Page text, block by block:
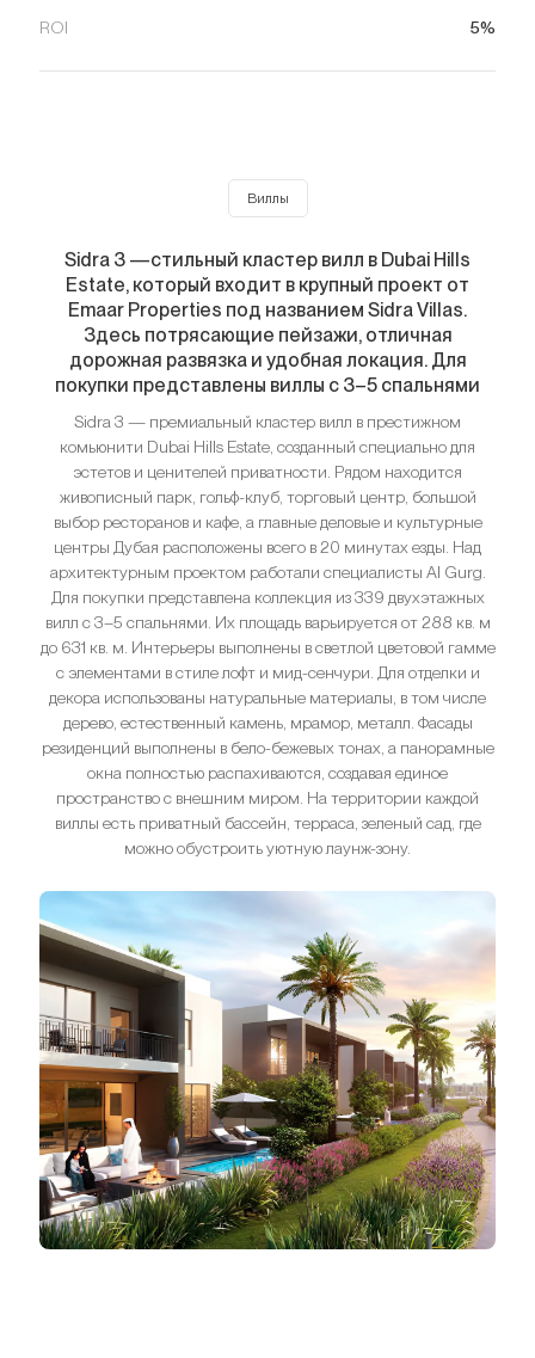
ROI 5%
Виллы
Sidra 3 —стильный кластер вилл в Dubai Hills
Estate, который входит в крупный проект от
Emaar Properties под названием Sidra Villas.
Здесь потрясающие пейзажи, отличная
дорожная развязка и удобная локация. Для
покупки представлены виллы с 3–5 спальнями
Sidra 3 — премиальный кластер вилл в престижном
комьюнити Dubai Hills Estate, созданный специально для
эстетов и ценителей приватности. Рядом находится
живописный парк, гольф-клуб, торговый центр, большой
выбор ресторанов и кафе, а главные деловые и культурные
центры Дубая расположены всего в 20 минутах езды. Над
архитектурным проектом работали специалисты Al Gurg.
Для покупки представлена коллекция из 339 двухэтажных
вилл с 3–5 спальнями. Их площадь варьируется от 288 кв. м
до 631 кв. м. Интерьеры выполнены в светлой цветовой гамме
с элементами в стиле лофт и мид-сенчури. Для отделки и
декора использованы натуральные материалы, в том числе
дерево, естественный камень, мрамор, металл. Фасады
резиденций выполнены в бело-бежевых тонах, а панорамные
окна полностью распахиваются, создавая единое
пространство с внешним миром. На территории каждой
виллы есть приватный бассейн, терраса, зеленый сад, где
можно обустроить уютную лаунж-зону.